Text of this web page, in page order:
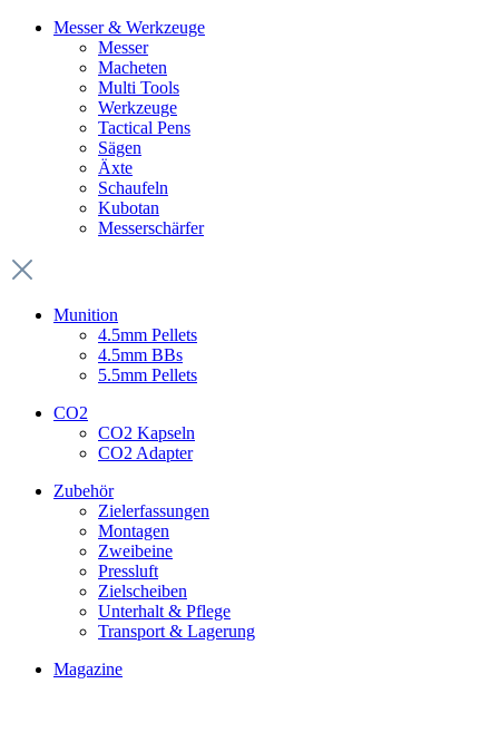
Messer & Werkzeuge
Messer
Macheten
Multi Tools
Werkzeuge
Tactical Pens
Sägen
Äxte
Schaufeln
Kubotan
Messerschärfer
Munition
4.5mm Pellets
4.5mm BBs
5.5mm Pellets
CO2
CO2 Kapseln
CO2 Adapter
Zubehör
Zielerfassungen
Montagen
Zweibeine
Pressluft
Zielscheiben
Unterhalt & Pflege
Transport & Lagerung
Magazine